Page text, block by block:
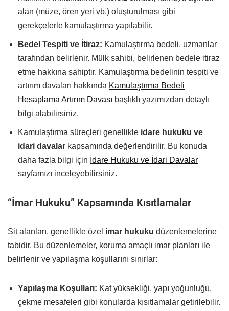
alan (müze, ören yeri vb.) oluşturulması gibi
gerekçelerle kamulaştırma yapılabilir.
Bedel Tespiti ve İtiraz: Kamulaştırma bedeli, uzmanlar
tarafından belirlenir. Mülk sahibi, belirlenen bedele itiraz
etme hakkına sahiptir. Kamulaştırma bedelinin tespiti ve
artırım davaları hakkında Kamulaştırma Bedeli
Hesaplama Artırım Davası başlıklı yazımızdan detaylı
bilgi alabilirsiniz.
Kamulaştırma süreçleri genellikle idare hukuku ve
idari davalar kapsamında değerlendirilir. Bu konuda
daha fazla bilgi için İdare Hukuku ve İdari Davalar
sayfamızı inceleyebilirsiniz.
“İmar Hukuku” Kapsamında Kısıtlamalar
Sit alanları, genellikle özel imar hukuku düzenlemelerine
tabidir. Bu düzenlemeler, koruma amaçlı imar planları ile
belirlenir ve yapılaşma koşullarını sınırlar:
Yapılaşma Koşulları: Kat yüksekliği, yapı yoğunluğu,
çekme mesafeleri gibi konularda kısıtlamalar getirilebilir.